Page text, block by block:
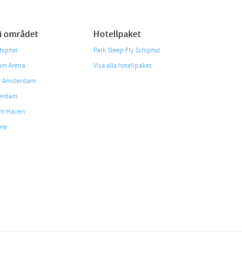
området
Arena
Amsterdam
Haven
Hotellpaket
Park Sleep Fly Schiphol
Visa alla hotellpaket